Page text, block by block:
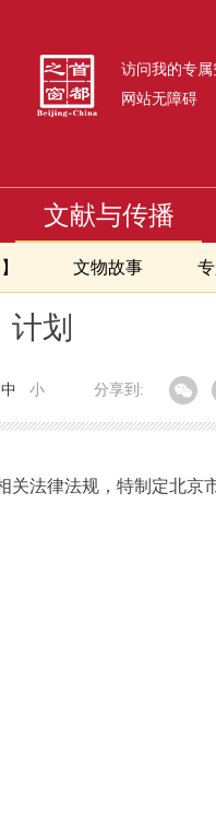
访问我的专属
网站无障碍
文献与传播
文物故事
划
分享到:
中 小
法律法规，特制定北京